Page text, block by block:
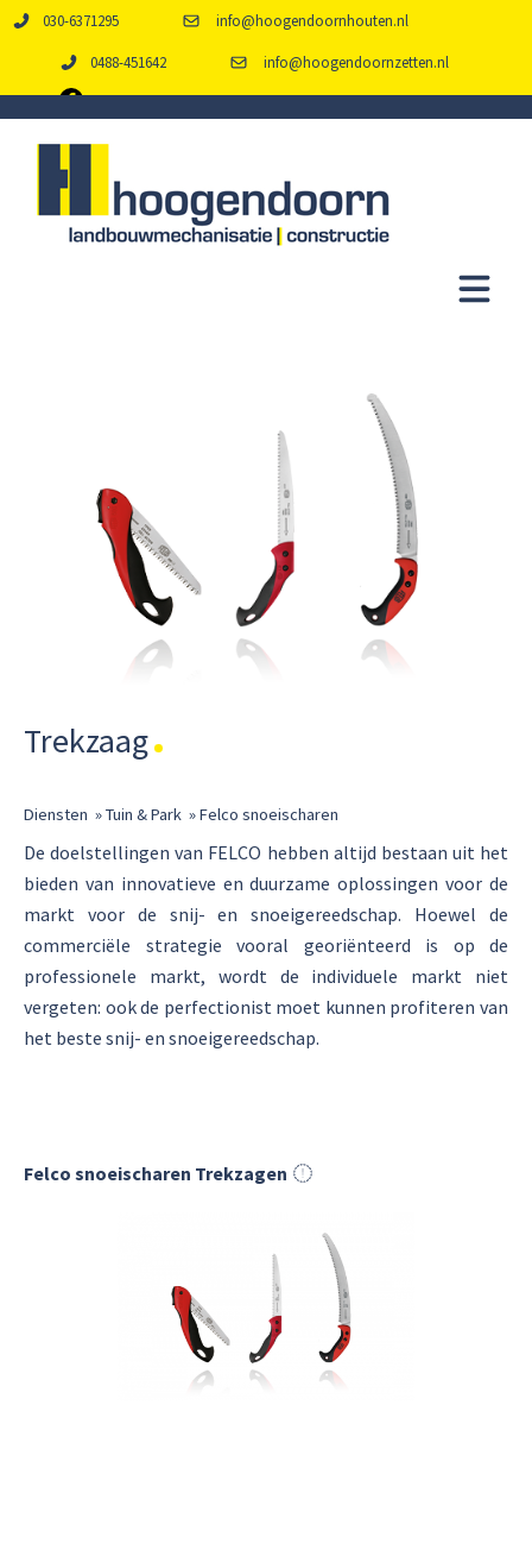
030-6371295 info@hoogendoornhouten.nl
0488-451642 info@hoogendoornzetten.nl
Trekzaag
Diensten »Tuin & Park »Felco snoeischaren
De doelstellingen van FELCO hebben altijd bestaan uit het
bieden van innovatieve en duurzame oplossingen voor de
markt voor de snij- en snoeigereedschap. Hoewel de
commerciële strategie vooral georiënteerd is op de
professionele markt, wordt de individuele markt niet
vergeten: ook de perfectionist moet kunnen profiteren van
het beste snij- en snoeigereedschap.
Felco snoeischaren Trekzagen